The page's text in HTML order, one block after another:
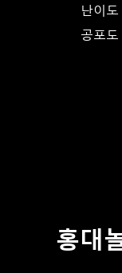
난이도
공포도
홍대